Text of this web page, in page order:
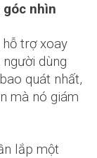
góc nhìn
trợ xoay
dùng
quát nhất,
mà nó giám
lắp một